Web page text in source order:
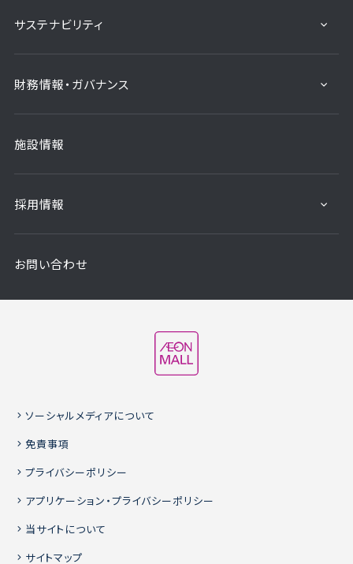
サステナビリティ
財務情報・ガバナンス
施設情報
採用情報
お問い合わせ
ソーシャルメディアについて
免責事項
プライバシーポリシー
アプリケーション・プライバシーポリシー
当サイトについて
サイトマップ